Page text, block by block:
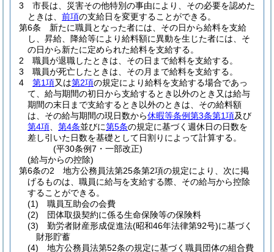
3
市長は、災害その他特別の事由により、その必要を認めた
ときは、 前項の支給日を変更することができる。
第6条
新たに職員となった者には、その日から給料を支給
し、昇給、降給等により給料額に異動を生じた者には、そ
の日から新たに定められた給料を支給する。
2
職員が退職したときは、その日まで給料を支給する。
3
職員が死亡したときは、その月まで給料を支給する。
4
第1項又は第2項の規定により給料を支給する場合であっ
て、給与期間の初日から支給するとき以外のとき又は給与
期間の末日まで支給するとき以外のときは、その給料額
は、その給与期間の現日数から休暇等条例第3条第1項及び
第4項
第4条並びに第5条の規定に基づく週休日の日数を
差し引いた日数を基礎として日割りによって計算する。
(平30条例7・一部改正)
(給与からの控除)
第6条の2
地方公務員法第25条第2項の規定により、次に掲
げるものは、職員に給与を支給する際、その給与から控除
することができる。
(1)
職員互助会の会費
(2)
団体取扱契約に係る生命保険等の保険料
(3)
勤労者財産形成促進法(昭和46年法律第92号)に基づく
財形貯蓄
(4)
地方公務員法第52条の規定に基づく職員団体の組合費